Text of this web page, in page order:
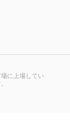
に上場してい